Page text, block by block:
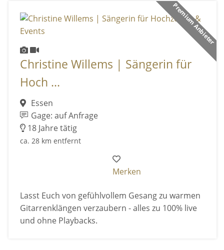
Premium Anbieter
Christine Willems | Sängerin für
Hoch ...
Essen
Gage: auf Anfrage
18 Jahre tätig
ca. 28 km entfernt
Merken
Lasst Euch von gefühlvollem Gesang zu warmen
Gitarrenklängen verzaubern - alles zu 100% live
und ohne Playbacks.